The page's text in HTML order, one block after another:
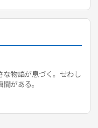
物語が息づく。せわし
がある。